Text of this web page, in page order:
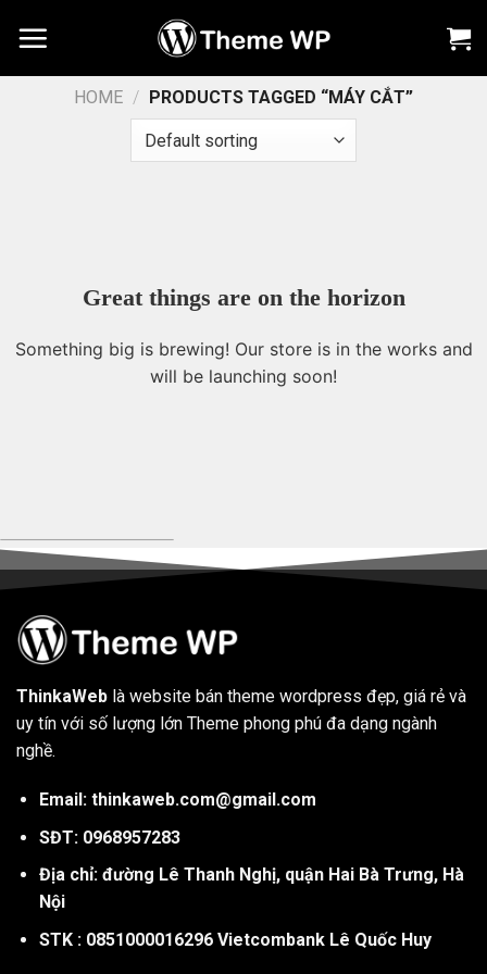
đến
HOME / PRODUCTS TAGGED “MÁY CẮT”
Great things are on the horizon
Something big is brewing! Our store is in the works and
will be launching soon!
ThinkaWeb là website bán theme wordpress đẹp, giá rẻ và
uy tín với số lượng lớn Theme phong phú đa dạng ngành
nghề.
Email: thinkaweb.com@gmail.com
SĐT: 0968957283
Địa chỉ: đường Lê Thanh Nghị, quận Hai Bà Trưng, Hà
Nội
STK : 0851000016296 Vietcombank Lê Quốc Huy